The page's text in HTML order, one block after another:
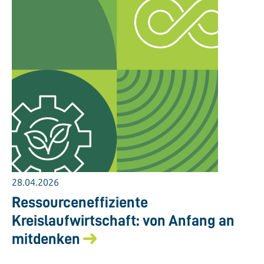
28.04.2026
Ressourceneffiziente
Kreislaufwirtschaft: von Anfang an
mitdenken